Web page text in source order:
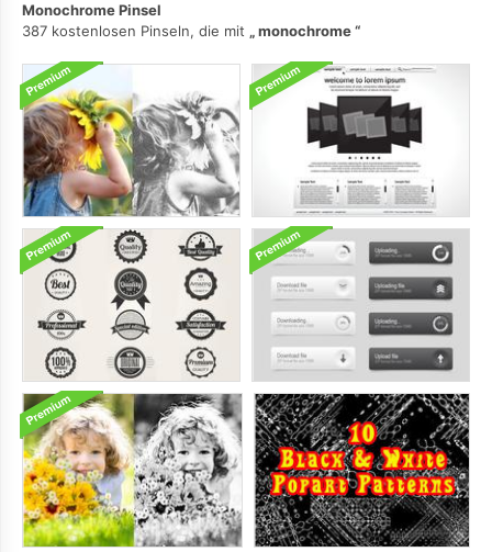
Monochrome Pinsel
387 kostenlosen Pinseln, die mit
monochrome